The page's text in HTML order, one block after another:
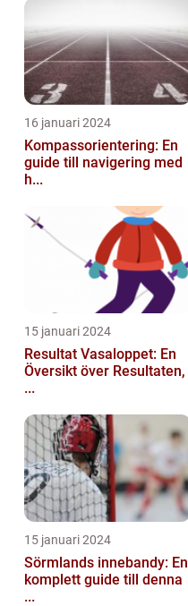
16 januari 2024
Kompassorientering: En
guide till navigering med
h...
15 januari 2024
Resultat Vasaloppet: En
Översikt över Resultaten,
...
15 januari 2024
Sörmlands innebandy: En
komplett guide till denna
...